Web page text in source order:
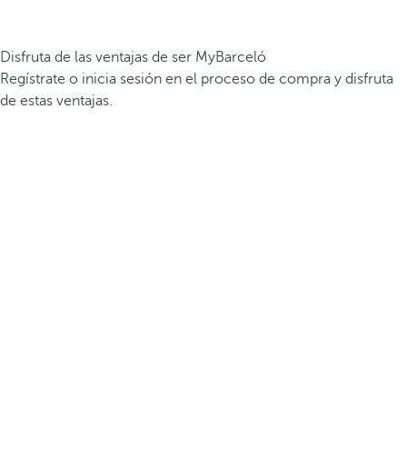
Disfruta de las ventajas de ser MyBarceló
Regístrate o inicia sesión en el proceso de compra y disfruta
de estas ventajas.